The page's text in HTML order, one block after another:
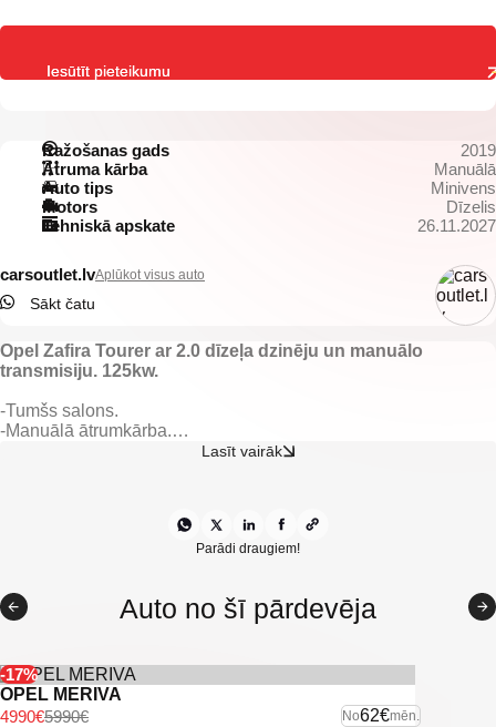
Ražošanas gads
2019
Ātruma kārba
Manuālā
Auto tips
Minivens
Motors
Dīzelis
Tehniskā apskate
26.11.2027
carsoutlet.lvAplūkot visus auto
Sākt čatu
Opel Zafira Tourer ar 2.0 dīzeļa dzinēju un manuālo
transmisiju. 125kw.
-Tumšs salons.
-Manuālā ātrumkārba.
-Vieglmetāla diski ar labām riepām.
-Tonēti aizmugurējie logi.
-Miglas lukturi.
-U.C. ekstras.
Lasīt vairāk
Parādi draugiem!
Auto no šī pārdevēja
-17%
OPEL MERIVA
No62€mēn.
5990€
4990€